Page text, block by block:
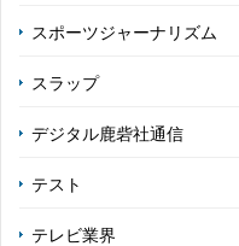
スポーツジャーナリズム
スラップ
デジタル鹿砦社通信
テスト
テレビ業界